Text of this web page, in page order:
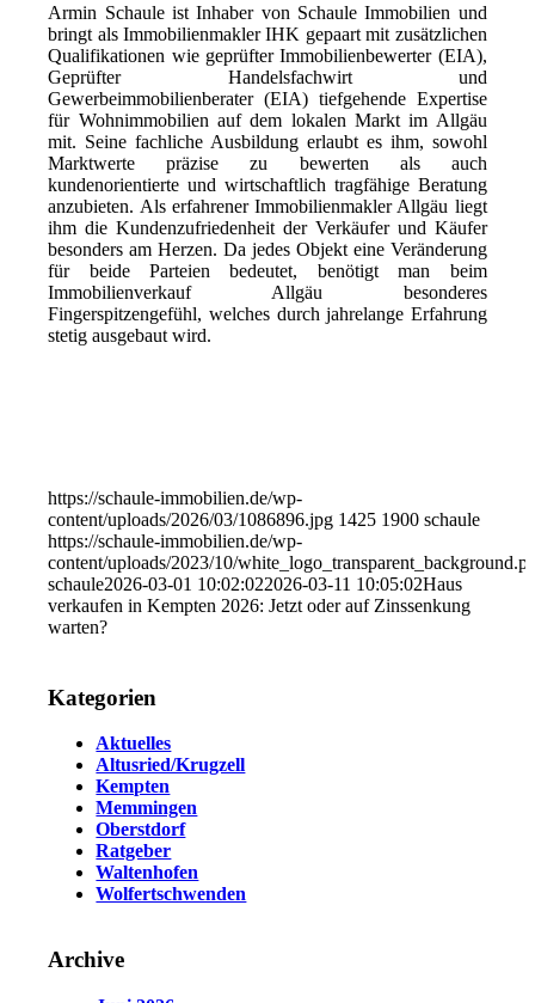
Armin Schaule ist Inhaber von Schaule Immobilien und
bringt als Immobilienmakler IHK gepaart mit zusätzlichen
Qualifikationen wie geprüfter Immobilienbewerter (EIA),
Geprüfter Handelsfachwirt und
Gewerbeimmobilienberater (EIA) tiefgehende Expertise
für Wohnimmobilien auf dem lokalen Markt im Allgäu
mit. Seine fachliche Ausbildung erlaubt es ihm, sowohl
Marktwerte präzise zu bewerten als auch
kundenorientierte und wirtschaftlich tragfähige Beratung
anzubieten. Als erfahrener Immobilienmakler Allgäu liegt
ihm die Kundenzufriedenheit der Verkäufer und Käufer
besonders am Herzen. Da jedes Objekt eine Veränderung
für beide Parteien bedeutet, benötigt man beim
Immobilienverkauf Allgäu besonderes
Fingerspitzengefühl, welches durch jahrelange Erfahrung
stetig ausgebaut wird.
https://schaule-immobilien.de/wp-
content/uploads/2026/03/1086896.jpg 1425 1900 schaule
https://schaule-immobilien.de/wp-
content/uploads/2023/10/
schaule2026-03-01 10:02:022026-03-11 10:05:02Haus
verkaufen in Kempten 2026: Jetzt oder auf Zinssenkung
warten?
Kategorien
Aktuelles
Altusried/Krugzell
Kempten
Memmingen
Oberstdorf
Ratgeber
Waltenhofen
Wolfertschwenden
Archive